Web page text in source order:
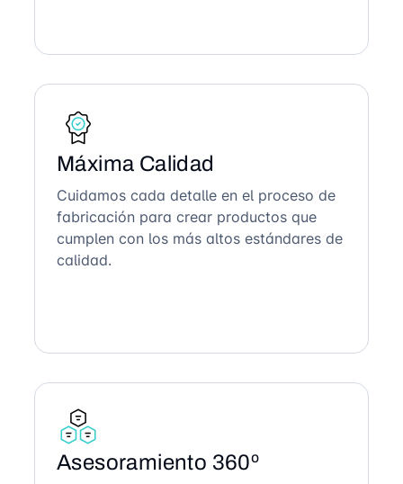
Máxima Calidad
Cuidamos cada detalle en el proceso de
fabricación para crear productos que
cumplen con los más altos estándares de
calidad.
Asesoramiento 360º